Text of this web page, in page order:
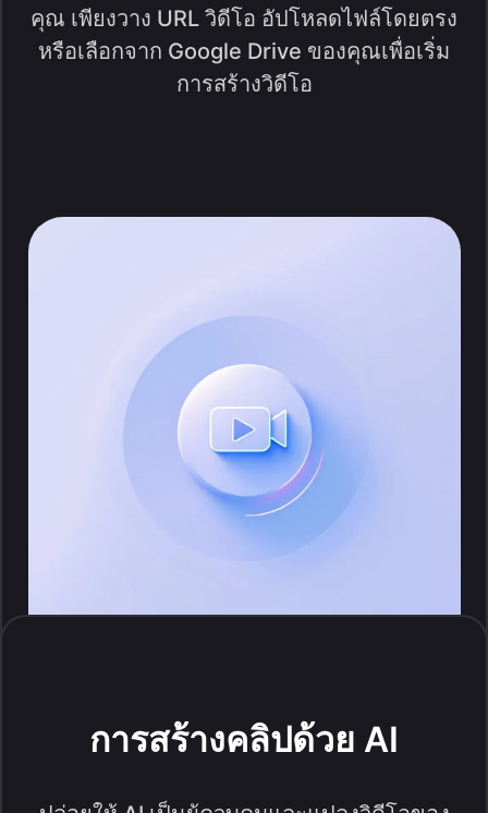
คุณ เพียงวาง URL วิดีโอ อัปโหลดไฟล์โดยตรง
หรือเลือกจาก Google Drive ของคุณเพื่อเริ่ม
การสร้างวิดีโอ
การสร้างคลิปด้วย AI